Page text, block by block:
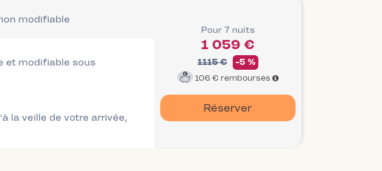
modifiable
et modifiable sous
la veille de votre arrivée,
Pour 7 nuits
1 059 €
1115 € -5 %
106 € remboursés
Réserver